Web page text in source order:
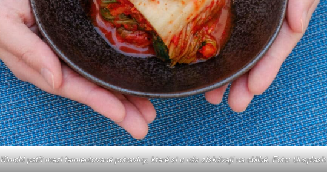
Kimchi patří mezi fermentované potraviny, které si u nás získávají na oblibě. Foto: Unsplash